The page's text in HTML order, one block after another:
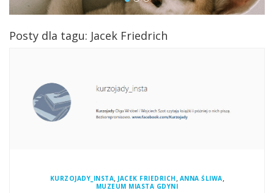
Posty dla tagu: Jacek Friedrich
KURZOJADY_INSTA, JACEK FRIEDRICH, ANNA ŚLIWA,
MUZEUM MIASTA GDYNI